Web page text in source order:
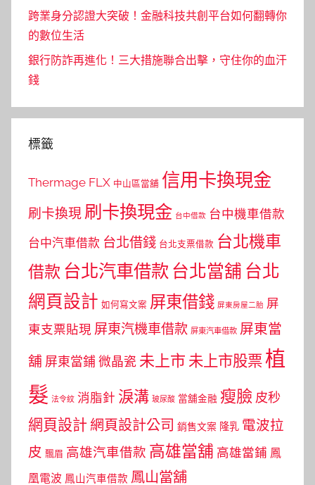
跨業身分認證大突破！金融科技共創平台如何翻轉你
的數位生活
銀行防詐再進化！三大措施聯合出擊，守住你的血汗
錢
標籤
Thermage FLX 中山區當舖 信用卡換現金
刷卡換現 刷卡換現金 台中借款 台中機車借款
台中汽車借款 台北借錢 台北支票借款 台北機車
借款 台北汽車借款 台北當舖 台北
網頁設計 如何寫文案 屏東借錢 屏東房屋二胎 屏
東支票貼現 屏東汽機車借款 屏東汽車借款 屏東當
舖 屏東當鋪 微晶瓷 未上市 未上市股票植
髮 法令紋 消脂針 淚溝 玻尿酸 當舖金融 瘦臉 皮秒
網頁設計 網頁設計公司 銷售文案 隆乳 電波拉
皮 飄眉 高雄汽車借款 高雄當舖 高雄當鋪 鳳
凰電波 鳳山汽車借款 鳳山當舖